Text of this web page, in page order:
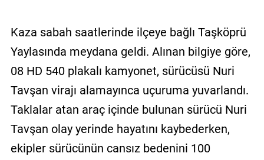
Sözleşmesi
Kullanıcı
Sözleşmesi
Kaza sabah saatlerinde ilçeye bağlı Taşköprü
Yaylasında meydana geldi. Alınan bilgiye göre,
08 HD 540 plakalı kamyonet, sürücüsü Nuri
Tavşan virajı alamayınca uçuruma yuvarlandı.
Taklalar atan araç içinde bulunan sürücü Nuri
Tavşan olay yerinde hayatını kaybederken,
ekipler sürücünün cansız bedenini 100